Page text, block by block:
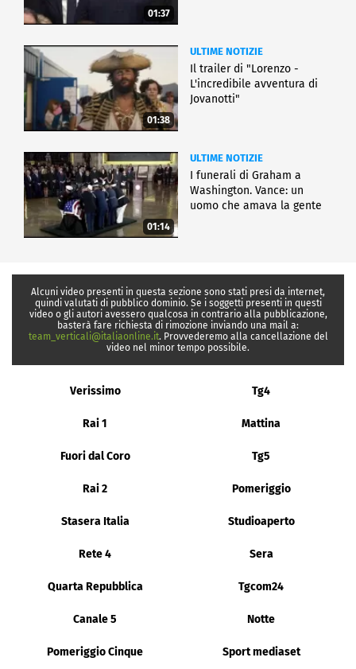
01:37
01:38
ULTIME NOTIZIE
Il trailer di "Lorenzo -
L'incredibile avventura di
Jovanotti"
01:14
ULTIME NOTIZIE
I funerali di Graham a
Washington. Vance: un
uomo che amava la gente
Alcuni video presenti in questa sezione sono stati presi da internet,
quindi valutati di pubblico dominio. Se i soggetti presenti in questi
video o gli autori avessero qualcosa in contrario alla pubblicazione,
basterà fare richiesta di rimozione inviando una mail a:
team_verticali@italiaonline.it. Provvederemo alla cancellazione del
video nel minor tempo possibile.
Verissimo Tg4
Rai 1 Mattina
Fuori dal Coro Tg5
Rai 2 Pomeriggio
Stasera Italia Studioaperto
Rete 4 Sera
Quarta Repubblica Tgcom24
Canale 5 Notte
Pomeriggio Cinque Sport mediaset